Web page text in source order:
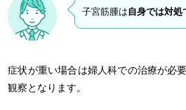
子宮筋腫は自身では対処
症状が重い場合は婦人科での治療が必
観察となります。